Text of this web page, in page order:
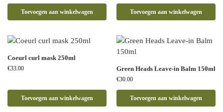
Toevoegen aan winkelwagen Toevoegen aan winkelwagen
Coeurl curl mask 250ml
€33.00
Toevoegen aan winkelwagen
Green Heads Leave-in Balm 150ml
€30.00
Toevoegen aan winkelwagen